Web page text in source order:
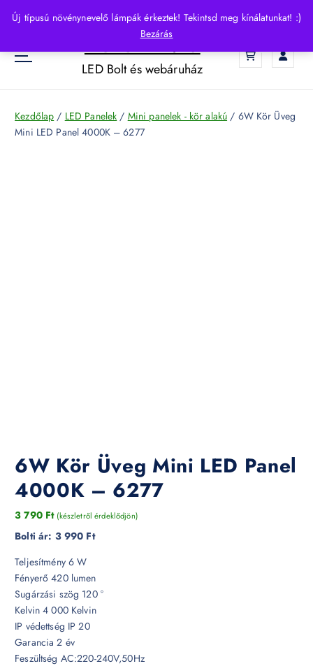
Új típusú növénynevelő lámpák érkeztek! Tekintsd meg kínálatunkat! :)
Bezárás
p
o
HelloLED.hu
LED Bolt és webáruház
Kezdőlap / LED Panelek / Mini panelek - kör alakú / 6W Kör Üveg
Mini LED Panel 4000K – 6277
6W Kör Üveg Mini LED Panel
4000K – 6277
3 790 Ft (készletről érdeklődjön)
Bolti ár: 3 990 Ft
Teljesítmény 6 W
Fényerő 420 lumen
Sugárzási szög 120 °
Kelvin 4 000 Kelvin
IP védettség IP 20
Garancia 2 év
Feszültség AC:220-240V,50Hz